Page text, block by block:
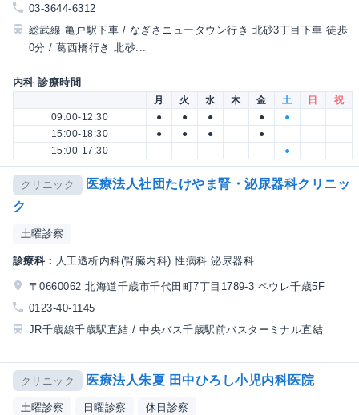
03-3644-6312
総武線 亀戸駅下車 / なぎさニュータウン行き 北砂3丁目下車 徒歩
0分 / 葛西橋行き 北砂...
内科 診療時間
月 火 水 木 金 土 日
祝
09:00-12:30
● ● ● ●
●
15:00-18:30
● ● ●
●
15:00-17:30
●
クリニック
医療法人社団たけやま腎・泌尿器科クリニッ
ク
土曜診察
診療科： 人工透析内科(腎臓内科) 性病科 泌尿器科
〒0660062 北海道千歳市千代田町7丁目1789-3 ペウレ千歳5F
0123-40-1145
JR千歳線千歳駅直結 / 中央バス千歳駅前バスターミナル直結
クリニック 医療法人朱夏 田中ひろし小児内科医院
土曜診察 日曜診察 休日診察